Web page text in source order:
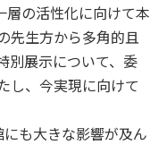
層の活性化に向けて本
先生方から多角的且
別展示について、委
し、今実現に向けて
も大きな影響が及ん